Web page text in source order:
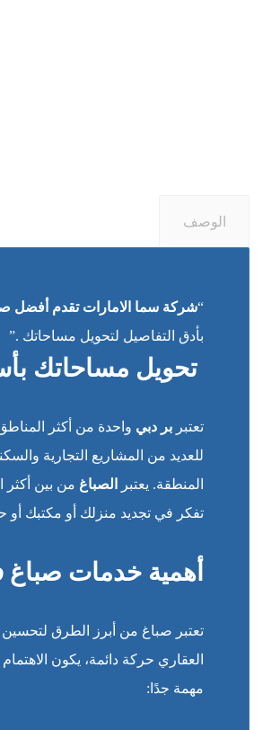
الوصف
“شركة سما الامارات تقدم أفضل
بأدق التفاصيل لتحويل مساحاتك .”
تحويل مساحاتك
تعتبر بر دبي واحدة من أكثر
للعديد من المشاريع التجارية
المنطقة. يعتبر
الصباغ من بين أكثر
تفكر في تجديد منزلك أو مكتبك أو
أهمية خدمات صباغ
تعتبر صباغ من أبرز الطرق
العقاري حركة دائمة، يكون
مهمة جدًا: